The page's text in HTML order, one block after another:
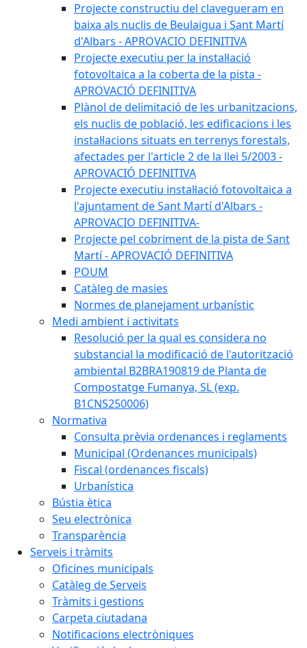
Projecte constructiu del clavegueram en
baixa als nuclis de Beulaigua i Sant Martí
d'Albars - APROVACIO DEFINITIVA
Projecte executiu per la instal·lació
fotovoltaica a la coberta de la pista -
APROVACIÓ DEFINITIVA
Plànol de delimitació de les urbanitzacions,
els nuclis de població, les edificacions i les
instal·lacions situats en terrenys forestals,
afectades per l'article 2 de la llei 5/2003 -
APROVACIÓ DEFINITIVA
Projecte executiu instal·lació fotovoltaica a
l'ajuntament de Sant Martí d'Albars -
APROVACIO DEFINITIVA-
Projecte pel cobriment de la pista de Sant
Martí - APROVACIÓ DEFINITIVA
POUM
Catàleg de masies
Normes de planejament urbanístic
Medi ambient i activitats
Resolució per la qual es considera no
substancial la modificació de l'autorització
ambiental B2BRA190819 de Planta de
Compostatge Fumanya, SL (exp.
B1CNS250006)
Normativa
Consulta prèvia ordenances i reglaments
Municipal (Ordenances municipals)
Fiscal (ordenances fiscals)
Urbanística
Bústia ètica
Seu electrònica
Transparència
Serveis i tràmits
Oficines municipals
Catàleg de Serveis
Tràmits i gestions
Carpeta ciutadana
Notificacions electròniques